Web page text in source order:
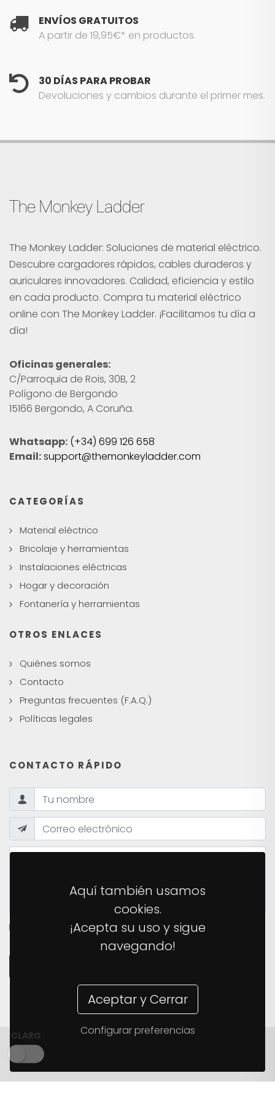
ENVÍOS GRATUITOS
A partir de 19,95€* en productos.
30 DÍAS PARA PROBAR
Devoluciones y cambios durante el primer mes.
Aquí también usamos
cookies.
¡Acepta su uso y sigue
navegando!
Aceptar y Cerrar
Configurar preferencias
The Monkey Ladder
The Monkey Ladder: Soluciones de material eléctrico.
Descubre cargadores rápidos, cables duraderos y
auriculares innovadores. Calidad, eficiencia y estilo
en cada producto. Compra tu material eléctrico
online con The Monkey Ladder. ¡Facilitamos tu día a
día!
Oficinas generales:
C/Parroquia de Rois, 30B, 2
Polígono de Bergondo
15166 Bergondo, A Coruña.
Whatsapp: (+34) 699 126 658
Email:support@themonkeyladder.com
CATEGORÍAS
Material eléctrico
Bricolaje y herramientas
Instalaciones eléctricas
Hogar y decoración
Fontanería y herramientas
OTROS ENLACES
Quiénes somos
Contacto
Preguntas frecuentes (F.A.Q.)
Políticas legales
CONTACTO RÁPIDO
HE LEÍDO Y ACEPTO LA POLÍTICA DE PRIVACIDAD
CLARO